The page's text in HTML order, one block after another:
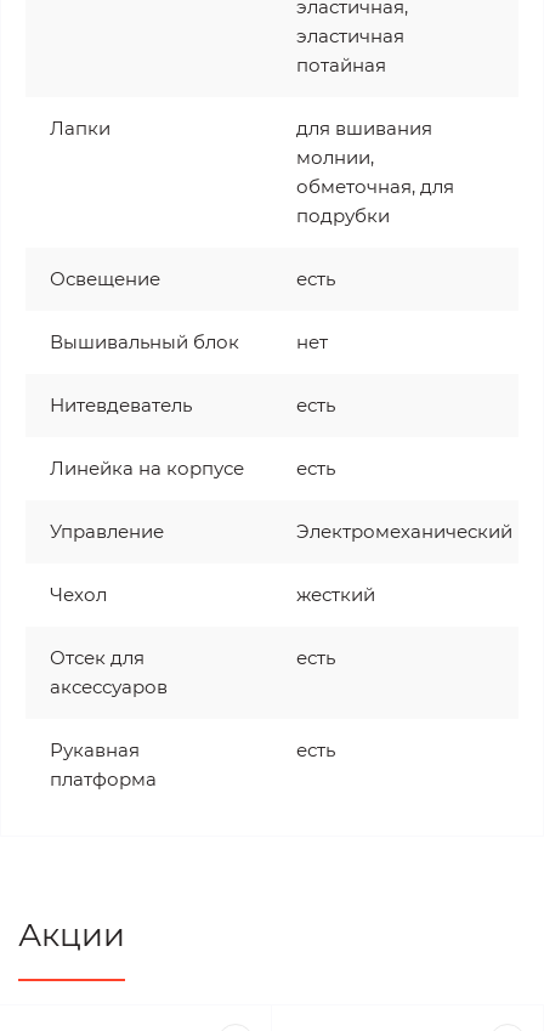
эластичная,
эластичная
потайная
Лапки
для вшивания
молнии,
обметочная, для
подрубки
Освещение есть
Вышивальный блок нет
Нитевдеватель есть
Линейка на корпусе есть
Управление Электромеханический
Чехол жесткий
Отсек для
аксессуаров
есть
Рукавная
платформа
есть
Акции